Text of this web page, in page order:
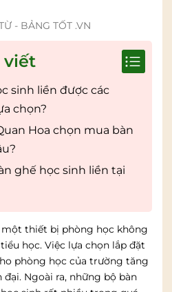
- BẢNG TỐT .VN
viết
sinh liền được các
chọn?
Hoa chọn mua bàn
ghế học sinh liền tại
một thiết bị phòng học không
học. Việc lựa chọn lắp đặt
phòng học của trường tăng
Ngoài ra, những bộ bàn